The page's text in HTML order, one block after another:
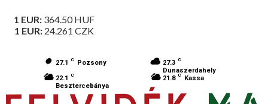
1 EUR: 364.50HUF
1 EUR: 24.261 CZK
27.1 C Pozsony 27.3 C
Dunaszerdahely
22.1 C
Besztercebánya
21.8 C Kassa